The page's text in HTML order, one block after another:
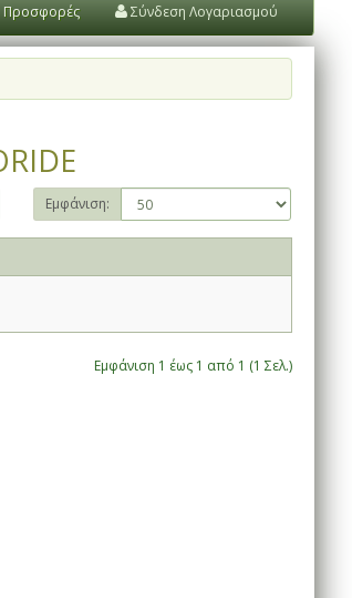
Προσφορές Σύνδεση Λογαριασμού
Εμφάνιση:
Εμφάνιση 1 έως 1 από 1 (1 Σελ.)